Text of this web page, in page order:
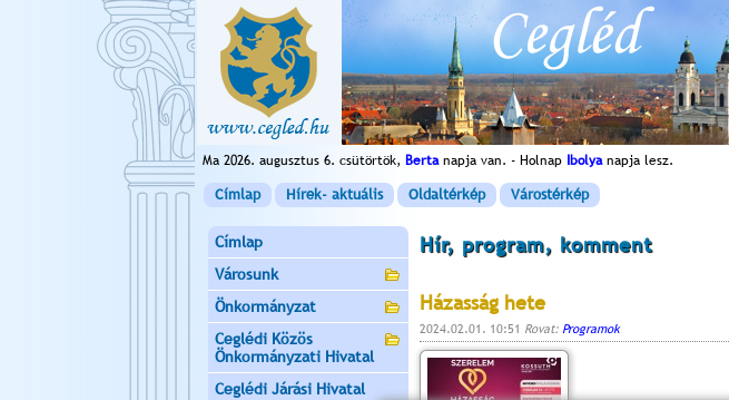
Ma 2026. augusztus 6. csütörtök, Bertanapja van. - Holnap Ibolyanapja lesz.
Címlap Hírek- aktuális Oldaltérkép Várostérkép
Címlap
Városunk
Önkormányzat
Ceglédi Közös
Önkormányzati Hivatal
Ceglédi Járási Hivatal
Hír, program, komment
Házasság hete
2024.02.01. 10:51 Rovat: Programok